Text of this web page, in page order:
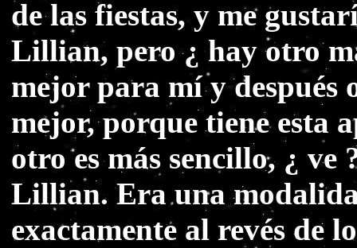
de las fiestas, y me
Lillian, pero ¿ hay otro
mejor para mí y después
mejor, porque tiene esta
otro es más sencillo, ¿
Lillian. Era una
exactamente al revés de